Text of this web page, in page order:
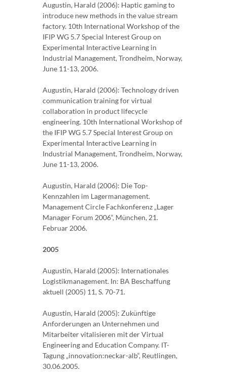
Augustin, Harald (2006): Haptic gaming to
introduce new methods in the value stream
factory. 10th International Workshop of the
IFIP WG 5.7 Special Interest Group on
Experimental Interactive Learning in
Industrial Management, Trondheim, Norway,
June 11-13, 2006.
Augustin, Harald (2006): Technology driven
communication training for virtual
collaboration in product lifecycle
engineering. 10th International Workshop of
the IFIP WG 5.7 Special Interest Group on
Experimental Interactive Learning in
Industrial Management, Trondheim, Norway,
June 11-13, 2006.
Augustin, Harald (2006): Die Top-
Kennzahlen im Lagermanagement.
Management Circle Fachkonferenz „Lager
Manager Forum 2006“, München, 21.
Februar 2006.
2005
Augustin, Harald (2005): Internationales
Logistikmanagement. In: BA Beschaffung
aktuell (2005) 11, S. 70-71.
Augustin, Harald (2005): Zukünftige
Anforderungen an Unternehmen und
Mitarbeiter vitalisieren mit der Virtual
Engineering and Education Company. IT-
Tagung „innovation:neckar-alb“, Reutlingen,
30.06.2005.